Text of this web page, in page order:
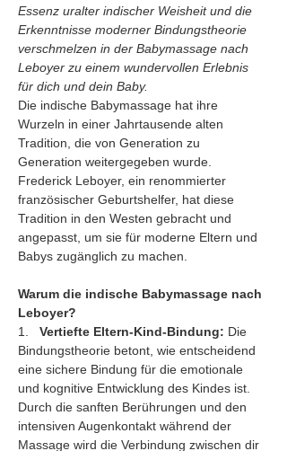
Essenz uralter indischer Weisheit und die
Erkenntnisse moderner Bindungstheorie
verschmelzen in der Babymassage nach
Leboyer zu einem wundervollen Erlebnis
für dich und dein Baby.
Die indische Babymassage hat ihre
Wurzeln in einer Jahrtausende alten
Tradition, die von Generation zu
Generation weitergegeben wurde.
Frederick Leboyer, ein renommierter
französischer Geburtshelfer, hat diese
Tradition in den Westen gebracht und
angepasst, um sie für moderne Eltern und
Babys zugänglich zu machen.
Warum die indische Babymassage nach
Leboyer?
1. Vertiefte Eltern-Kind-Bindung: Die
Bindungstheorie betont, wie entscheidend
eine sichere Bindung für die emotionale
und kognitive Entwicklung des Kindes ist.
Durch die sanften Berührungen und den
intensiven Augenkontakt während der
Massage wird die Verbindung zwischen dir